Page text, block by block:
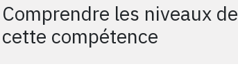
Comprendre les niveaux
cette compétence